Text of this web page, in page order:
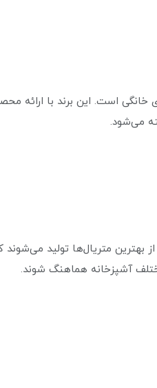
است. این برند با ارائه
می‌شود.
بهترین متریال‌ها تولید
آشپزخانه هماهنگ شوند.